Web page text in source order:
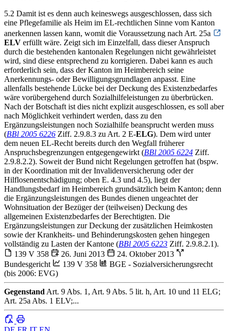
5.2 Damit ist es denn auch keineswegs ausgeschlossen, dass sich
eine Pflegefamilie als Heim im EL-rechtlichen Sinne vom Kanton
anerkennen lassen kann, womit die Voraussetzung nach Art. 25a
ELV erfüllt wäre. Zeigt sich im Einzelfall, dass dieser Anspruch
durch die bestehenden kantonalen Regelungen nicht gewährleistet
wird, sind diese entsprechend zu korrigieren. Dabei kann es auch
erforderlich sein, dass der Kanton im Heimbereich seine
Anerkennungs- oder Bewilligungsgrundlagen anpasst. Eine
allenfalls bestehende Lücke bei der Deckung des Existenzbedarfes
wäre vorübergehend durch Sozialhilfeleistungen zu überbrücken.
Nach der Botschaft ist dies nicht explizit ausgeschlossen, es soll aber
nach Möglichkeit verhindert werden, dass zu den
Ergänzungsleistungen noch Sozialhilfe beansprucht werden muss
(BBl 2005 6226 Ziff. 2.9.8.3 zu Art. 2 E-ELG). Dem wird unter
dem neuen EL-Recht bereits durch den Wegfall früherer
Anspruchsbegrenzungen entgegengewirkt (BBl 2005 6224 Ziff.
2.9.8.2.2). Soweit der Bund nicht Regelungen getroffen hat (bspw.
in der Koordination mit der Invalidenversicherung oder der
Hilflosenentschädigung; oben E. 4.3 und 4.5), liegt der
Handlungsbedarf im Heimbereich grundsätzlich beim Kanton; denn
die Ergänzungsleistungen des Bundes dienen ungeachtet der
Wohnsituation der Bezüger der (teilweisen) Deckung des
allgemeinen Existenzbedarfes der Berechtigten. Die
Ergänzungsleistungen zur Deckung der zusätzlichen Heimkosten
sowie der Krankheits- und Behinderungskosten gehen hingegen
vollständig zu Lasten der Kantone (BBl 2005 6223 Ziff. 2.9.8.2.1).
139 V 358
26. Juni 2013
24. Oktober 2013
Bundesgericht
139 V 358
BGE - Sozialversicherungsrecht
(bis 2006: EVG)
Gegenstand Art. 9 Abs. 1, Art. 9 Abs. 5 lit. h, Art. 10 und 11 ELG;
Art. 25a Abs. 1 ELV;...